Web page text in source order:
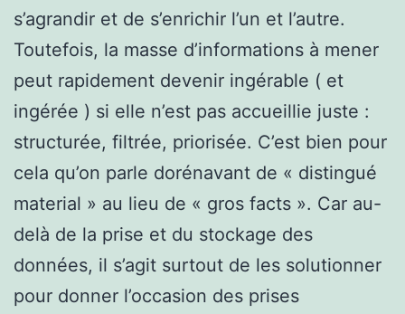
s’agrandir et de s’enrichir l’un et l’autre.
Toutefois, la masse d’informations à mener
peut rapidement devenir ingérable ( et
ingérée ) si elle n’est pas accueillie juste :
structurée, filtrée, priorisée. C’est bien pour
cela qu’on parle dorénavant de « distingué
material » au lieu de « gros facts ». Car au-
delà de la prise et du stockage des
données, il s’agit surtout de les solutionner
pour donner l’occasion des prises